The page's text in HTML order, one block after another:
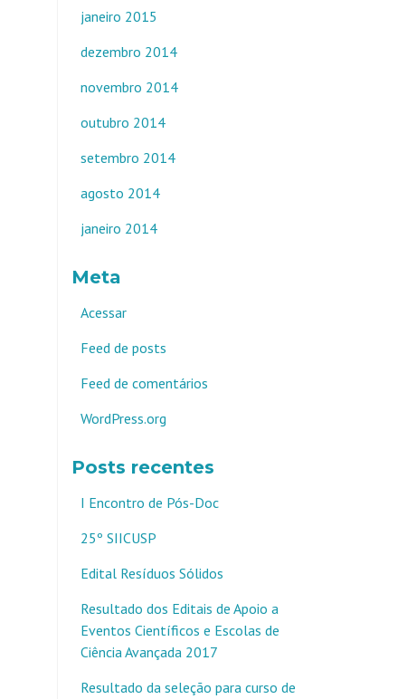
janeiro 2015
dezembro 2014
novembro 2014
outubro 2014
setembro 2014
agosto 2014
janeiro 2014
Meta
Acessar
Feed de posts
Feed de comentários
WordPress.org
Posts recentes
I Encontro de Pós-Doc
25º SIICUSP
Edital Resíduos Sólidos
Resultado dos Editais de Apoio a
Eventos Científicos e Escolas de
Ciência Avançada 2017
Resultado da seleção para curso de